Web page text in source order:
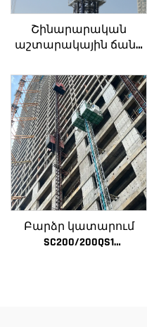
Շինարարական
աշտարակային ճանկ
բեռնամբարի
հզորությամբ, նոր
ատամնանիվի արկղ,
ատամնանիվի շարժիչ,
աստիճանավոր
ստորին մաս
Բարձր կատարում
SC200/200QS1